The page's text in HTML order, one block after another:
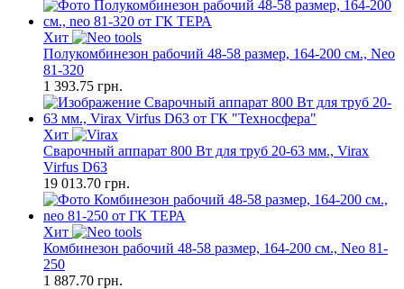
Хит
Полукомбинезон рабочий 48-58 размер, 164-200 см., Neo
81-320
1 393.75 грн.
Хит
Сварочный аппарат 800 Вт для труб 20-63 мм., Virax
Virfus D63
19 013.70 грн.
Хит
Комбинезон рабочий 48-58 размер, 164-200 см., Neo 81-
250
1 887.70 грн.